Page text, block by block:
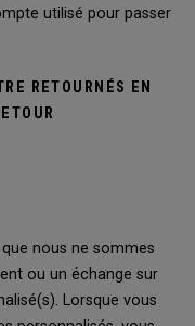
utilisé pour passer
RETOURNÉS EN
nous ne sommes
ou un échange sur
Lorsque vous